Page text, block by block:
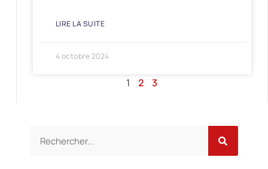
LIRE LA SUITE
4 octobre 2024
1 2 3